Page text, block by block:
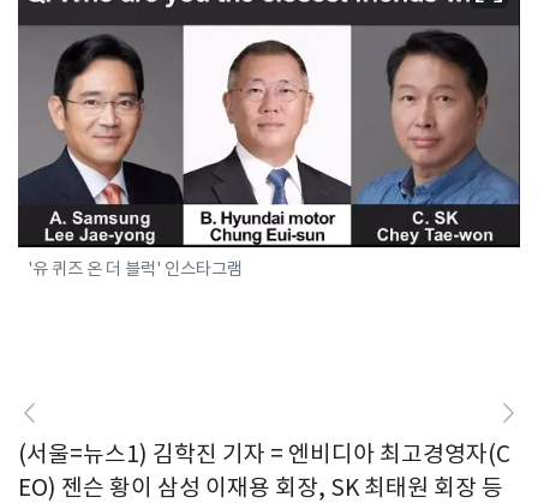
'유 퀴즈 온 더 블럭' 인스타그램
(서울=뉴스1) 김학진 기자 = 엔비디아 최고경영자(C
EO) 젠슨 황이 삼성 이재용 회장, SK 최태원 회장 등